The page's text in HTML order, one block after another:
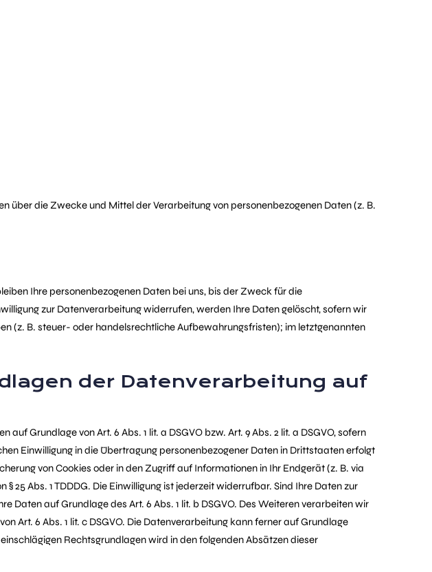
über die Zwecke und Mittel der Verarbeitung von personenbezogenen Daten (z. B.
Ihre personenbezogenen Daten bei uns, bis der Zweck für die
zur Datenverarbeitung widerrufen, werden Ihre Daten gelöscht, sofern wir
(z. B. steuer- oder handelsrechtliche Aufbewahrungsfristen); im letztgenannten
der Datenverarbeitung auf
Grundlage von Art. 6 Abs. 1 lit. a DSGVO bzw. Art. 9 Abs. 2 lit. a DSGVO, sofern
Einwilligung in die Übertragung personenbezogener Daten in Drittstaaten erfolgt
von Cookies oder in den Zugriff auf Informationen in Ihr Endgerät (z. B. via
Abs. 1 TDDDG. Die Einwilligung ist jederzeit widerrufbar. Sind Ihre Daten zur
auf Grundlage des Art. 6 Abs. 1 lit. b DSGVO. Des Weiteren verarbeiten wir
Art. 6 Abs. 1 lit. c DSGVO. Die Datenverarbeitung kann ferner auf Grundlage
Rechtsgrundlagen wird in den folgenden Absätzen dieser